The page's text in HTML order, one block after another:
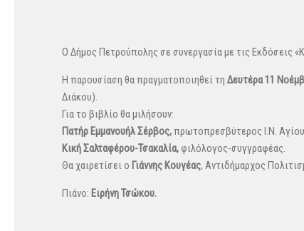
Ο Δήμος Πετρούπολης σε συνεργασία με τις Εκδόσεις
Η παρουσίαση θα πραγματοποιηθεί τη Δευτέρα 11
Διάκου).
Για το βιβλίο θα μιλήσουν:
Πατήρ Εμμανουήλ Σέρβος,πρωτοπρεσβύτερος Ι.Ν.
Κική Σαλταφέρου-Τσακαλία,φιλόλογος-συγγραφέας.
Θα χαιρετίσει ο Γιάννης Κουγέας, Αντιδήμαρχος
Πιάνο: Ειρήνη Τσώκου.